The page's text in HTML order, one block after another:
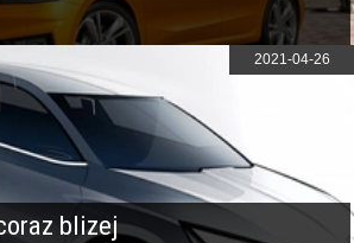
blizej
2021-04-26